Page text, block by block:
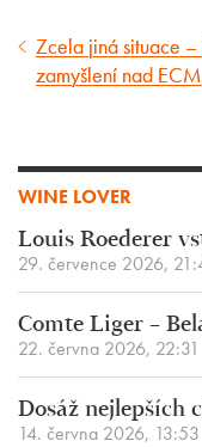
článek
Zcela jiná situace –
zamyšlení nad ECM
WINE LOVER
Louis Roederer
29. července 2026,
Comte Liger –
22. června 2026, 22:31
Dosáž nejlepších
14. června 2026, 13:53